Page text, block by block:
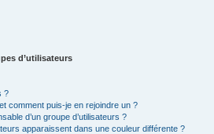
d’utilisateurs
?
comment puis-je en rejoindre un ?
d’un groupe d’utilisateurs ?
apparaissent dans une couleur différente ?